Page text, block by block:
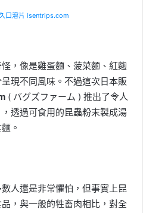
口溶片 isentrips.com
，像是雞蛋麵、菠菜麵、紅麴
現不同風味。不過這次日本販
( バグズファーム ) 推出了令人
，透過可食用的昆蟲粉末製成湯
。
人還是非常懼怕，但事實上昆
，與一般的牲畜肉相比，對全